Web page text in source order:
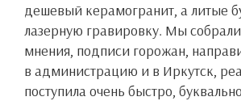
дешевый керамогранит, а литые
лазерную гравировку. Мы
мнения, подписи горожан,
в администрацию и в Иркутск,
поступила очень быстро,